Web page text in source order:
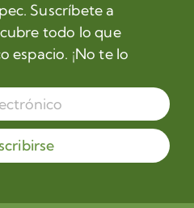
Suscríbete a
todo lo que
espacio. ¡No te lo